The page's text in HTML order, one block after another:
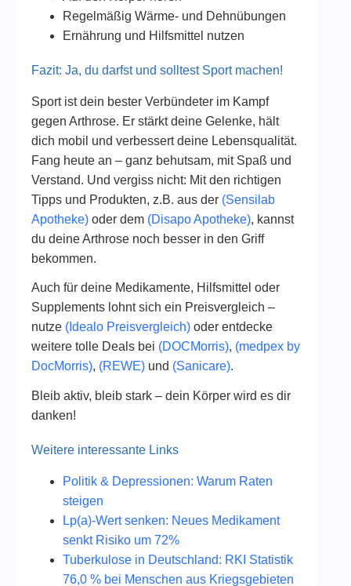
Regelmäßig Wärme- und Dehnübungen
Ernährung und Hilfsmittel nutzen
Fazit: Ja, du darfst und solltest Sport machen!
Sport ist dein bester Verbündeter im Kampf
gegen Arthrose. Er stärkt deine Gelenke, hält
dich mobil und verbessert deine Lebensqualität.
Fang heute an – ganz behutsam, mit Spaß und
Verstand. Und vergiss nicht: Mit den richtigen
Tipps und Produkten, z.B. aus der (Sensilab
Apotheke) oder dem (Disapo Apotheke), kannst
du deine Arthrose noch besser in den Griff
bekommen.
Auch für deine Medikamente, Hilfsmittel oder
Supplements lohnt sich ein Preisvergleich –
nutze (Idealo Preisvergleich) oder entdecke
weitere tolle Deals bei (DOCMorris), (medpex by
DocMorris), (REWE) und (Sanicare).
Bleib aktiv, bleib stark – dein Körper wird es dir
danken!
Weitere interessante Links
Politik & Depressionen: Warum Raten
steigen
Lp(a)-Wert senken: Neues Medikament
senkt Risiko um 72%
Tuberkulose in Deutschland: RKI Statistik
76,0 % bei Menschen aus Kriegsgebieten